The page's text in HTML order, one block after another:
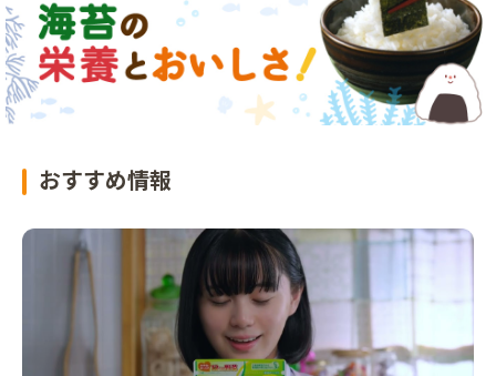
おすすめ情報